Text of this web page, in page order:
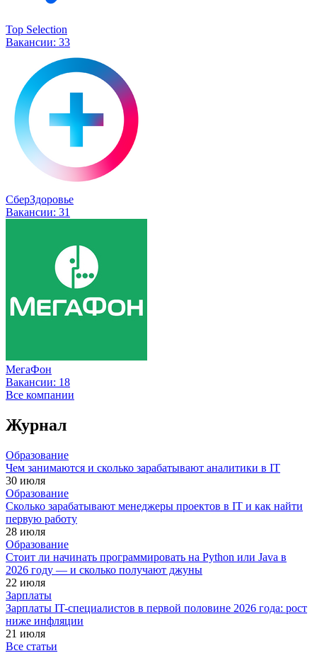
Top Selection
Вакансии: 33
СберЗдоровье
Вакансии: 31
МегаФон
Вакансии: 18
Все компании
Журнал
Образование
Чем занимаются и сколько зарабатывают аналитики в IT
30 июля
Образование
Сколько зарабатывают менеджеры проектов в IT и как найти
первую работу
28 июля
Образование
Стоит ли начинать программировать на Python или Java в
2026 году — и сколько получают джуны
22 июля
Зарплаты
Зарплаты IT-специалистов в первой половине 2026 года: рост
ниже инфляции
21 июля
Все статьи